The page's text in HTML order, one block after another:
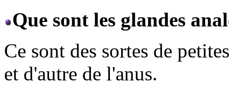
Que sont les glandes
Ce sont des sortes de
et d'autre de l'anus.